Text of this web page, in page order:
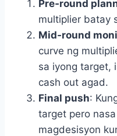
Pre‑round
multiplier batay
Mid‑round
curve ng
sa iyong target,
cash out agad.
Final push:
target pero
magdesisyon